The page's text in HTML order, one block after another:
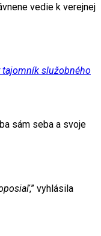
vedie k verejnej
tajomník služobného
sám seba a svoje
,” vyhlásila